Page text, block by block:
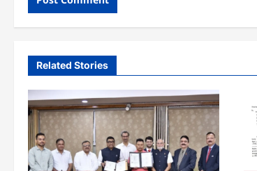
Related Stories